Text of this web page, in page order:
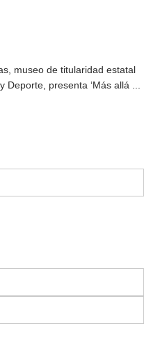
museo de titularidad estatal
presenta ‘Más allá ...